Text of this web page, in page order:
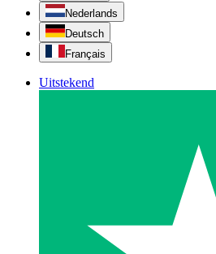
Nederlands
Deutsch
Français
Uitstekend